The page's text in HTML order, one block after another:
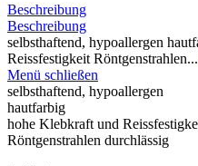
Beschreibung
Beschreibung
selbsthaftend, hypoallergen
Reissfestigkeit Röntgenstrahlen...
Menü schließen
selbsthaftend, hypoallergen
hautfarbig
hohe Klebkraft und
Röntgenstrahlen durchlässig